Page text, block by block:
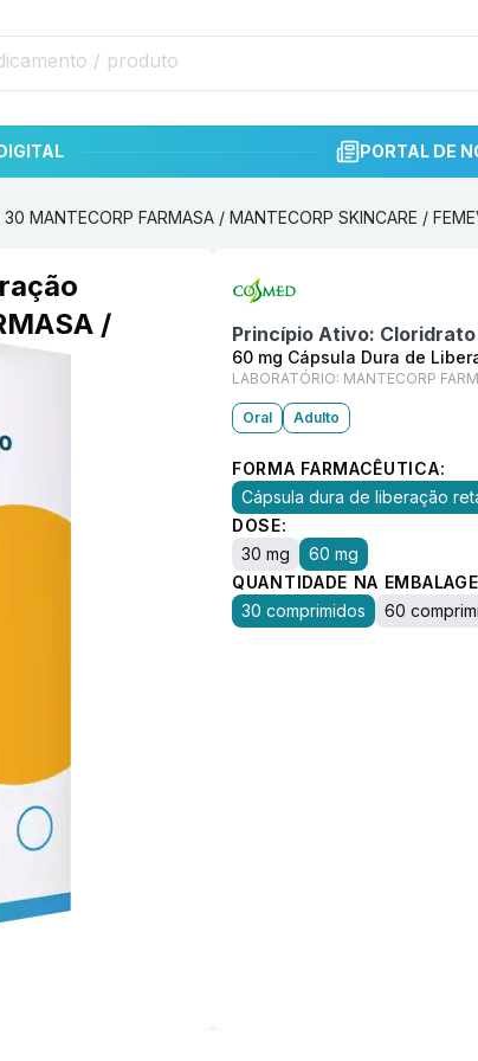
PORTAL DE
FARMASA / MANTECORP SKINCARE /
/
Princípio Ativo:
60 mg Cápsula Dura de
LABORATÓRIO: MANTECORP
Oral Adulto
FORMA FARMACÊUTICA:
Cápsula dura de liberação
DOSE:
30 mg
60 mg
QUANTIDADE NA
30 comprimidos
60